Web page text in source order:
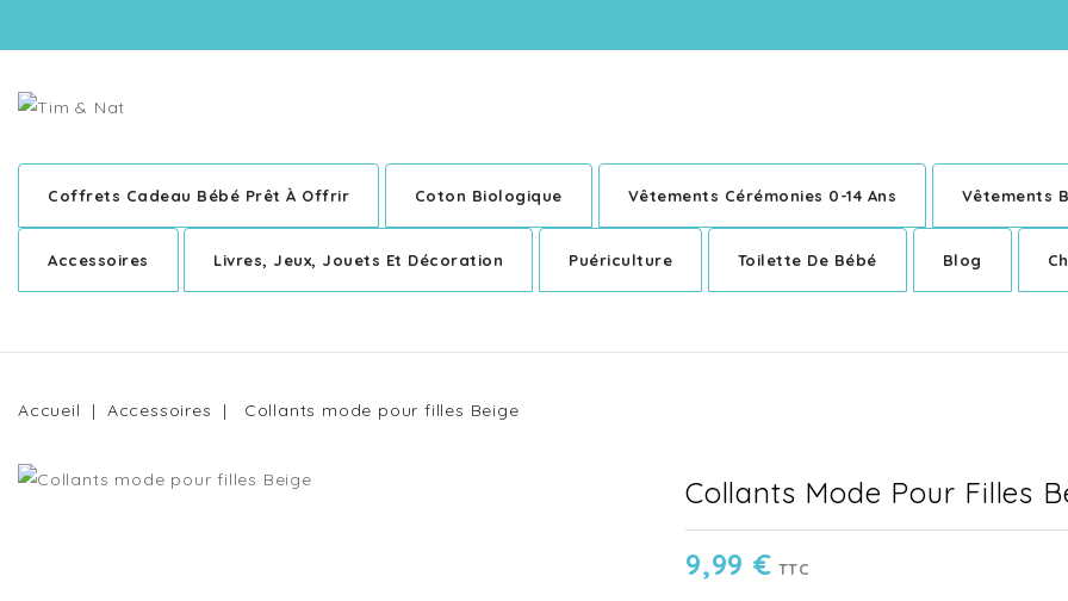
Coffrets Cadeau Bébé Prêt À Offrir Coton Biologique Vêtements Cérémonies 0-14 Ans Vêtements
Accessoires Livres, Jeux, Jouets Et Décoration Puériculture Toilette De Bébé Blog
Accueil Accessoires Collants mode pour filles Beige
Collants Mode Pour Filles
9,99 € TTC